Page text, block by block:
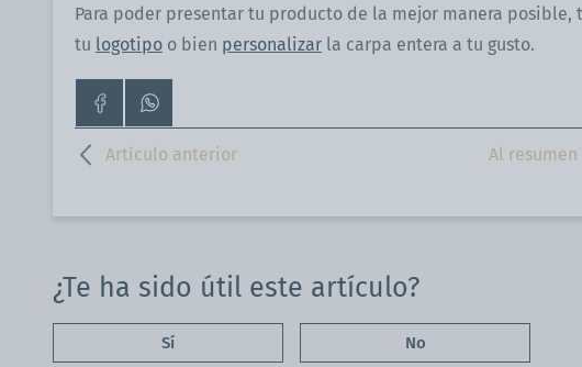
Para poder presentar tu producto de la mejor manera
tu logotipo o bien personalizar la carpa entera a tu gusto.
la
página
Facebook
Contáctanos
por
WhatsApp
Artículo anterior Al resumen
¿Te ha sido útil este artículo?
Sí No